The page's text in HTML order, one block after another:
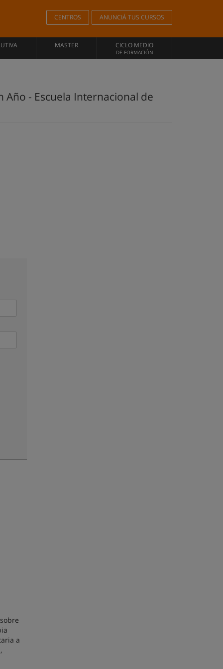
CENTROS ANUNCIÁ TUS CURSOS
MASTER CICLO MEDIO
DE FORMACIÓN
- Escuela Internacional de
a